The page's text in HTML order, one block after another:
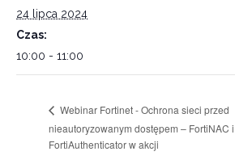
24 lipca 2024
Czas:
10:00 - 11:00
Webinar Fortinet - Ochrona sieci przed
nieautoryzowanym dostępem – FortiNAC i
FortiAuthenticator w akcji